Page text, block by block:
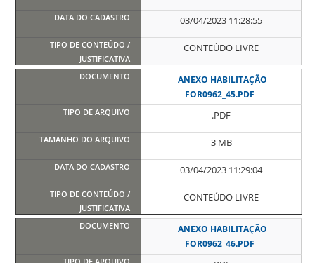
03/04/2023 11:28:55
CONTEÚDO LIVRE
ANEXO HABILITAÇÃO
FOR0962_45.PDF
.PDF
3 MB
03/04/2023 11:29:04
CONTEÚDO LIVRE
ANEXO HABILITAÇÃO
FOR0962_46.PDF